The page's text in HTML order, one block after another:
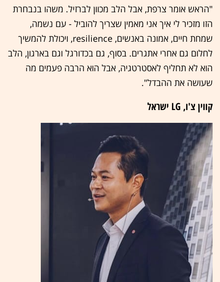
"הראש אומר צרפת, אבל הלב מכוון לברזיל. משהו בנבחרת
הזו מזכיר לי איך אני מאמין שצריך להוביל - עם נשמה,
שמחת חיים, אמונה באנשים, resilience, ויכולת להמשיך
לחלום גם אחרי אתגרים. בסוף, גם בכדורגל וגם בארגון, הלב
הוא לא תחליף לאסטרטגיה, אבל הוא הרבה פעמים מה
שעושה את ההבדל".
קווין צ'ו, LG ישראל